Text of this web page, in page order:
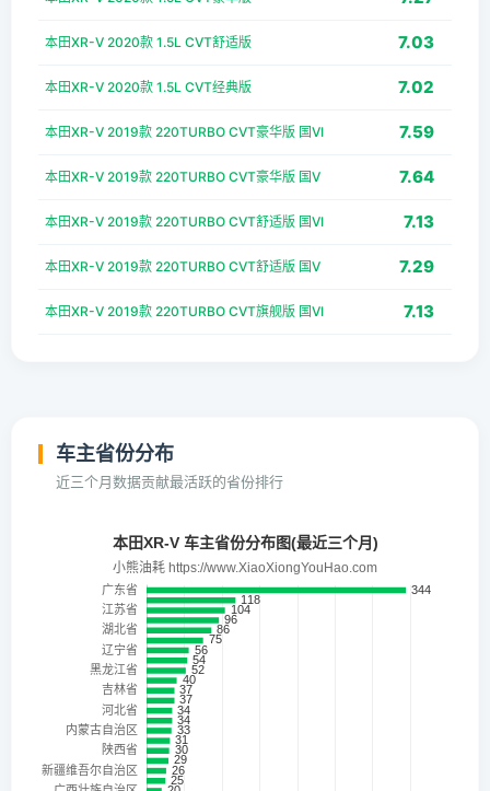
本田XR-V 2020款 1.5L CVT舒适版 7.03
本田XR-V 2020款 1.5L CVT经典版 7.02
本田XR-V 2019款 220TURBO CVT豪华版 国VI 7.59
本田XR-V 2019款 220TURBO CVT豪华版 国V 7.64
本田XR-V 2019款 220TURBO CVT舒适版 国VI 7.13
本田XR-V 2019款 220TURBO CVT舒适版 国V 7.29
本田XR-V 2019款 220TURBO CVT旗舰版 国VI 7.13
车主省份分布
近三个月数据贡献最活跃的省份排行